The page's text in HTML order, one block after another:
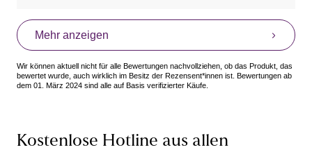
Mehr anzeigen
Wir können aktuell nicht für alle Bewertungen nachvollziehen, ob das Produkt, das
bewertet wurde, auch wirklich im Besitz der Rezensent*innen ist. Bewertungen ab
dem 01. März 2024 sind alle auf Basis verifizierter Käufe.
Kostenlose Hotline aus allen